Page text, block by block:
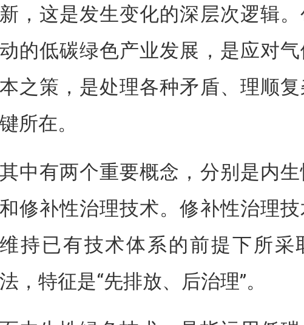
新，这是发生变化的深层次逻辑
动的低碳绿色产业发展，是应对
本之策，是处理各种矛盾、理顺
键所在。
其中有两个重要概念，分别是内
和修补性治理技术。修补性治理
维持已有技术体系的前提下所采
法，特征是“先排放、后治理”。